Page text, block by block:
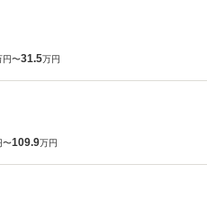
円〜31.5万円
〜109.9万円